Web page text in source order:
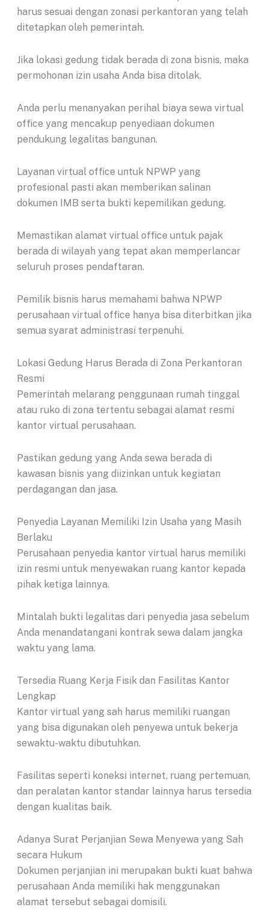
harus sesuai dengan zonasi perkantoran yang telah
ditetapkan oleh pemerintah.
Jika lokasi gedung tidak berada di zona bisnis, maka
permohonan izin usaha Anda bisa ditolak.
Anda perlu menanyakan perihal biaya sewa virtual
office yang mencakup penyediaan dokumen
pendukung legalitas bangunan.
Layanan virtual office untuk NPWP yang
profesional pasti akan memberikan salinan
dokumen IMB serta bukti kepemilikan gedung.
Memastikan alamat virtual office untuk pajak
berada di wilayah yang tepat akan memperlancar
seluruh proses pendaftaran.
Pemilik bisnis harus memahami bahwa NPWP
perusahaan virtual office hanya bisa diterbitkan jika
semua syarat administrasi terpenuhi.
Lokasi Gedung Harus Berada di Zona Perkantoran
Resmi
Pemerintah melarang penggunaan rumah tinggal
atau ruko di zona tertentu sebagai alamat resmi
kantor virtual perusahaan.
Pastikan gedung yang Anda sewa berada di
kawasan bisnis yang diizinkan untuk kegiatan
perdagangan dan jasa.
Penyedia Layanan Memiliki Izin Usaha yang Masih
Berlaku
Perusahaan penyedia kantor virtual harus memiliki
izin resmi untuk menyewakan ruang kantor kepada
pihak ketiga lainnya.
Mintalah bukti legalitas dari penyedia jasa sebelum
Anda menandatangani kontrak sewa dalam jangka
waktu yang lama.
Tersedia Ruang Kerja Fisik dan Fasilitas Kantor
Lengkap
Kantor virtual yang sah harus memiliki ruangan
yang bisa digunakan oleh penyewa untuk bekerja
sewaktu-waktu dibutuhkan.
Fasilitas seperti koneksi internet, ruang pertemuan,
dan peralatan kantor standar lainnya harus tersedia
dengan kualitas baik.
Adanya Surat Perjanjian Sewa Menyewa yang Sah
secara Hukum
Dokumen perjanjian ini merupakan bukti kuat bahwa
perusahaan Anda memiliki hak menggunakan
alamat tersebut sebagai domisili.